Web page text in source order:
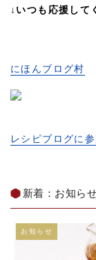
↓いつも応援して
にほんブログ村
レシピブログに
新着：お知ら
お知らせ